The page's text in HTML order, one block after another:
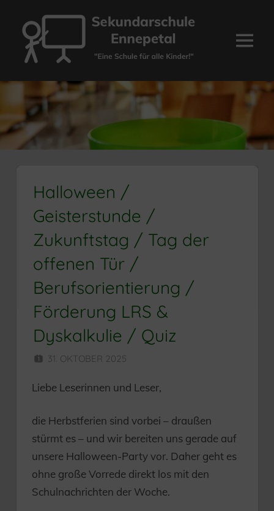
Inhalt
springen
Sekundarschule
Ennepetal
Menü
Halloween /
Geisterstunde /
Zukunftstag / Tag der
offenen Tür /
Berufsorientierung /
Förderung LRS &
Dyskalkulie / Quiz
31. OKTOBER 2025
Liebe Leserinnen und Leser,
die Herbstferien sind vorbei – draußen
stürmt es – und wir bereiten uns gerade auf
unsere Halloween-Party vor. Daher geht es
ohne große Vorrede direkt los mit den
Schulnachrichten der Woche.